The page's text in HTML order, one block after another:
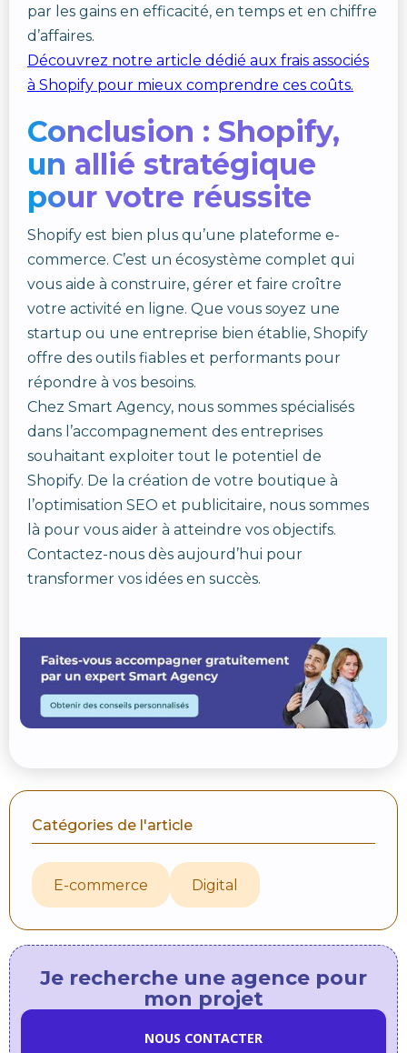
par les gains en efficacité, en temps et en chiffre
d’affaires.
Découvrez notre article dédié aux frais associés
à Shopify pour mieux comprendre ces coûts.
Conclusion : Shopify,
un allié stratégique
pour votre réussite
Shopify est bien plus qu’une plateforme e-
commerce. C’est un écosystème complet qui
vous aide à construire, gérer et faire croître
votre activité en ligne. Que vous soyez une
startup ou une entreprise bien établie, Shopify
offre des outils fiables et performants pour
répondre à vos besoins.
Chez Smart Agency, nous sommes spécialisés
dans l’accompagnement des entreprises
souhaitant exploiter tout le potentiel de
Shopify. De la création de votre boutique à
l’optimisation SEO et publicitaire, nous sommes
là pour vous aider à atteindre vos objectifs.
Contactez-nous dès aujourd’hui pour
transformer vos idées en succès.
Catégories de l'article
E-commerce Digital
Je recherche une agence pour
mon projet
NOUS CONTACTER